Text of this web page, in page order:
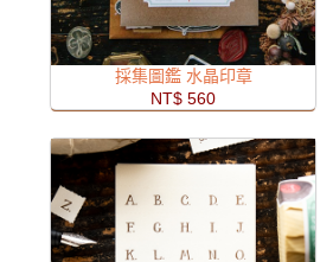
採集圖鑑 水晶印章
NT$ 560